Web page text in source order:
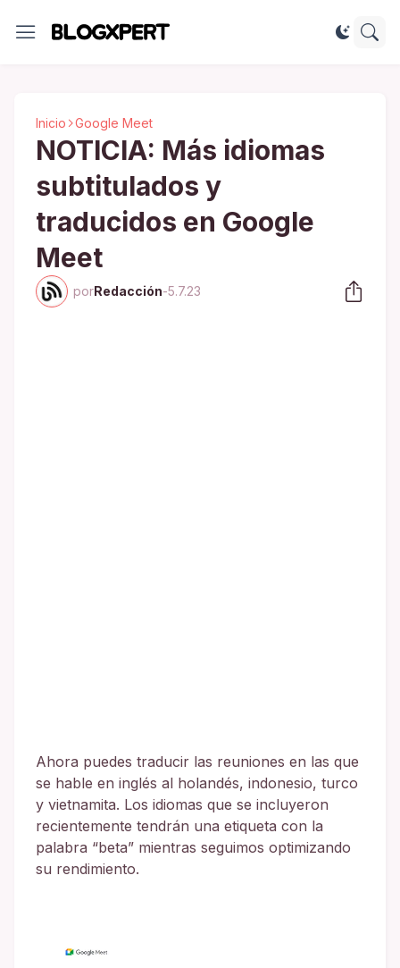
Inicio Google Meet
NOTICIA: Más idiomas
subtitulados y
traducidos en Google
Meet
porRedacción-5.7.23
Ahora puedes traducir las reuniones en las que
se hable en inglés al holandés, indonesio, turco
y vietnamita. Los idiomas que se incluyeron
recientemente tendrán una etiqueta con la
palabra “beta” mientras seguimos optimizando
su rendimiento.